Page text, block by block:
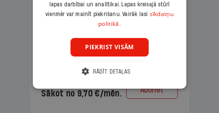
KOMPLEKTS IR + LASIS
Ģimenes komplekts – aizraujošs
lasāmžurnāls bērniem un analītiska
lasāmviela vecākiem.
Sākot no 9,70 €/mēn. Abonēt
lapas darbībai un analītikai. Lapas kreisajā stūrī
vienmēr var mainīt piekrišanu. Vairāk lasi sīkdatņu
politikā.
PIEKRIST VISĀM
RĀDĪT DETAĻAS